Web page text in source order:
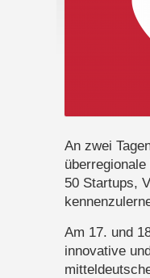
An zwei
50 Startups,
Am 17. und
innovative